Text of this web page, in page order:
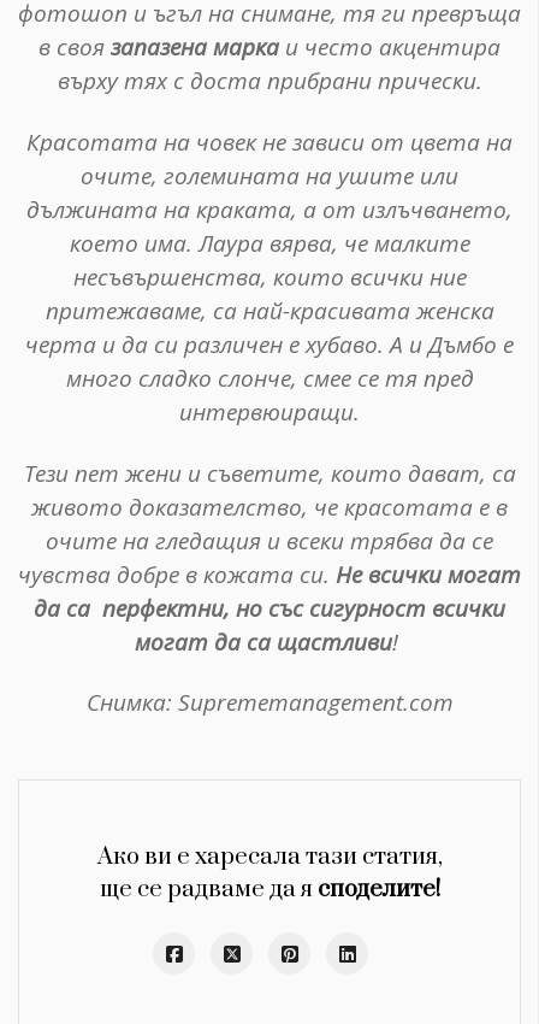
фотошоп и ъгъл на снимане, тя ги превръща
в своязапазена марка и често акцентира
върху тях с доста прибрани прически.
Красотата на човек не зависи от цвета на
очите, големината на ушите или
дължината на краката, а от излъчването,
което има. Лаура вярва, че малките
несъвършенства, които всички ние
притежаваме, са най-красивата женска
черта и да си различен е хубаво. А и Дъмбо е
много сладко слонче, смее се тя пред
интервюиращи.
Тези пет жени и съветите, които дават, са
живото доказателство, че красотата е в
очите на гледащия и всеки трябва да се
чувства добре в кожата си. Не всички могат
да са перфектни, но със сигурност всички
могат да са щастливи!
Снимка: Suprememanagement.com
Ако ви е харесала тази статия,
ще се радваме да я споделите!